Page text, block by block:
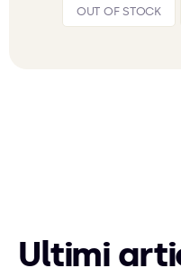
OUT OF STOCK
Ultimi